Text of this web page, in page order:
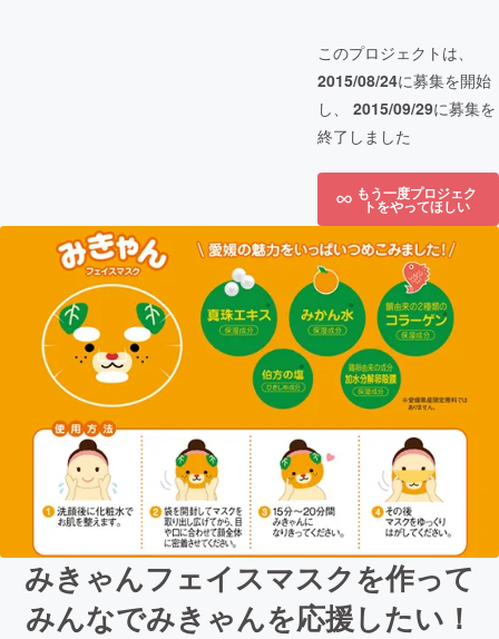
このプロジェクトは、
2015/08/24に募集を開始
し、 2015/09/29に募集を
終了しました
もう一度プロジェク
トをやってほしい
みきゃんフェイスマスクを作って
みんなでみきゃんを応援したい！